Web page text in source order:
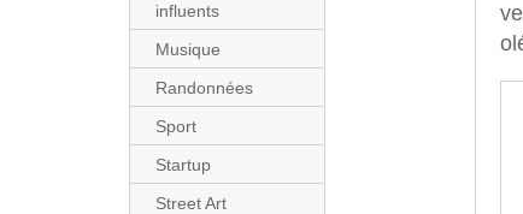
influents
Musique
Randonnées
Sport
Startup
Street Art